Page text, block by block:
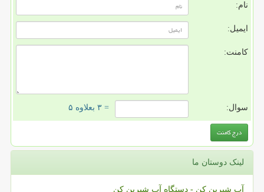
نام:
ایمیل:
کامنت:
سوال: = ۳ بعلاوه ۵
لینک دوستان ما
آب شیرین کن - دستگاه آب شیرین کن